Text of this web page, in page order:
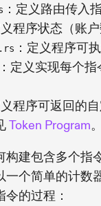
：定义路由传入
义程序状态（账户
：定义程序可
：定义实现每个
义程序可返回的自
Token Program。
构建包含多个指
一个简单的计数
的过程：